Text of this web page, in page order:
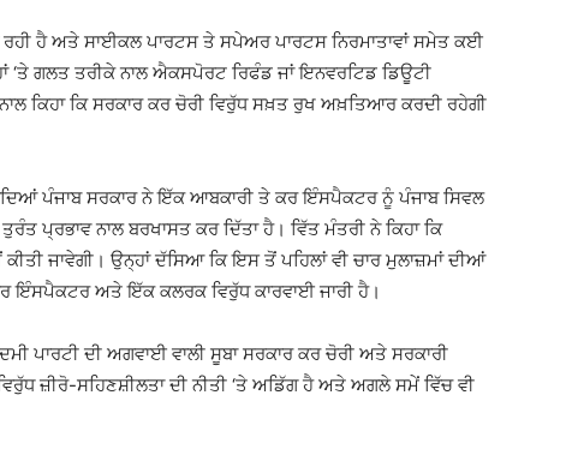
ਰਹੀ ਹੈ ਅਤੇ ਸਾਈਕਲ ਪਾਰਟਸ ਤੇ ਸਪੇਅਰ ਪਾਰਟਸ ਨਿਰਮਾਤਾਵਾਂ ਸਮੇਤ ਕਈ
ਗਲਤ ਤਰੀਕੇ ਨਾਲ ਐਕਸਪੋਰਟ ਰਿਫੰਡ ਜਾਂ ਇਨਵਰਟਿਡ ਡਿਊਟੀ
ਕਿਹਾ ਕਿ ਸਰਕਾਰ ਕਰ ਚੋਰੀ ਵਿਰੁੱਧ ਸਖ਼ਤ ਰੁਖ ਅਖ਼ਤਿਆਰ ਕਰਦੀ ਰਹੇਗੀ
ਪੰਜਾਬ ਸਰਕਾਰ ਨੇ ਇੱਕ ਆਬਕਾਰੀ ਤੇ ਕਰ ਇੰਸਪੈਕਟਰ ਨੂੰ ਪੰਜਾਬ ਸਿਵਲ
ਪ੍ਰਭਾਵ ਨਾਲ ਬਰਖਾਸਤ ਕਰ ਦਿੱਤਾ ਹੈ। ਵਿੱਤ ਮੰਤਰੀ ਨੇ ਕਿਹਾ ਕਿ
ਜਾਵੇਗੀ। ਉਨ੍ਹਾਂ ਦੱਸਿਆ ਕਿ ਇਸ ਤੋਂ ਪਹਿਲਾਂ ਵੀ ਚਾਰ ਮੁਲਾਜ਼ਮਾਂ ਦੀਆਂ
ਇੰਸਪੈਕਟਰ ਅਤੇ ਇੱਕ ਕਲਰਕ ਵਿਰੁੱਧ ਕਾਰਵਾਈ ਜਾਰੀ ਹੈ।
ਪਾਰਟੀ ਦੀ ਅਗਵਾਈ ਵਾਲੀ ਸੂਬਾ ਸਰਕਾਰ ਕਰ ਚੋਰੀ ਅਤੇ ਸਰਕਾਰੀ
ਜ਼ੀਰੋ-ਸਹਿਣਸ਼ੀਲਤਾ ਦੀ ਨੀਤੀ ‘ਤੇ ਅਡਿੱਗ ਹੈ ਅਤੇ ਅਗਲੇ ਸਮੇਂ ਵਿੱਚ ਵੀ